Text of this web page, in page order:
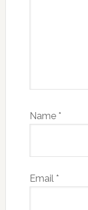
Name *
Email *